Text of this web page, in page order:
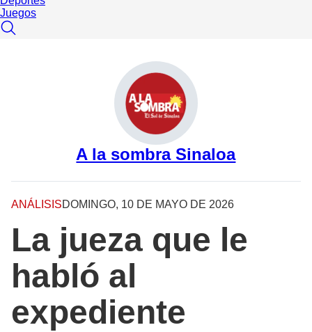
Juegos
A la sombra Sinaloa
ANÁLISISDOMINGO, 10 DE MAYO DE 2026
La jueza que le
habló al
expediente